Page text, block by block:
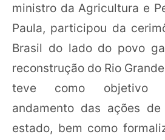
ministro da Agricultura e
Paula, participou da
Brasil do lado do povo
reconstrução do Rio
teve como objetivo
andamento das ações
estado, bem como